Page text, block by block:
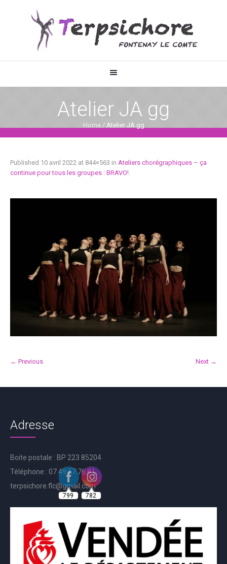
Atelier JA gg
Home / Atelier JA gg
Published 10 avril 2022 at 844×563 in Ateliers chorégraphiques – ça
continue pour tous les groupes : BRAVO!.
← Previous Next →
Adresse
Boite postale : BP 223 85204
Téléphone : 07.49.57.76.81
terpsichore.flc@gmail.com
799 782